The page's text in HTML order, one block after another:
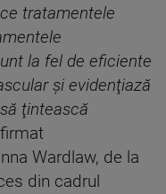
tratamentele
la fel de eficiente
şi evidenţiază
ţintească
Wardlaw, de la
din cadrul